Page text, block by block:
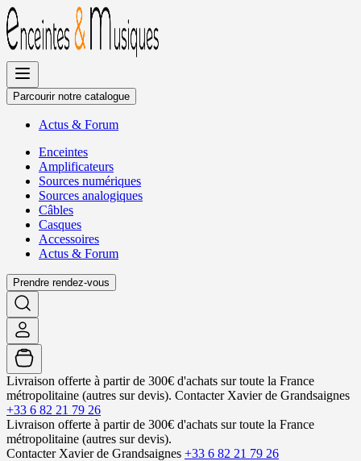
Allez
au
contenu
Parcourir notre catalogue
Actus & Forum
Enceintes
Amplificateurs
Sources numériques
Sources analogiques
Câbles
Casques
Accessoires
Actus & Forum
Prendre rendez-vous
Livraison offerte à partir de 300€ d'achats sur toute la France
métropolitaine (autres sur devis). Contacter Xavier de Grandsaignes
+33 6 82 21 79 26
Livraison offerte à partir de 300€ d'achats sur toute la France
métropolitaine (autres sur devis).
Contacter Xavier de Grandsaignes +33 6 82 21 79 26